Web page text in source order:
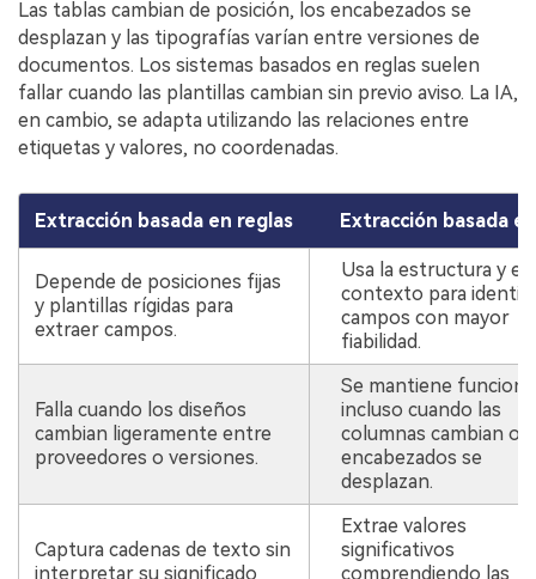
Las tablas cambian de posición, los encabezados se
desplazan y las tipografías varían entre versiones de
documentos. Los sistemas basados en reglas suelen
fallar cuando las plantillas cambian sin previo aviso. La IA,
en cambio, se adapta utilizando las relaciones entre
etiquetas y valores, no coordenadas.
Extracción basada en reglas Extracción basada
Depende de posiciones fijas
y plantillas rígidas para
extraer campos.
Usa la estructura y el
contexto para
campos con mayor
fiabilidad.
Falla cuando los diseños
cambian ligeramente entre
proveedores o versiones.
Se mantiene
incluso cuando las
columnas cambian o
encabezados se
desplazan.
Captura cadenas de texto sin
interpretar su significado
Extrae valores
significativos
comprendiendo las